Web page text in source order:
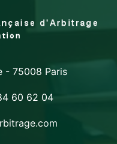
- 75008 Paris
60 62 04